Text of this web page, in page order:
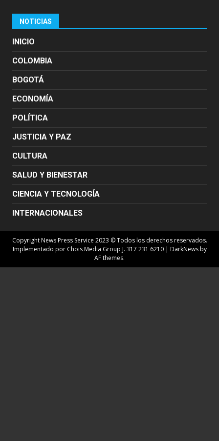
NOTICIAS
INICIO
COLOMBIA
BOGOTÁ
ECONOMÍA
POLÍTICA
JUSTICIA Y PAZ
CULTURA
SALUD Y BIENESTAR
CIENCIA Y TECNOLOGÍA
INTERNACIONALES
Copyright News Press Service 2023 © Todos los derechos reservados.
Implementado por Chois Media Group J. 317 231 6210 | DarkNewsby
AF themes.